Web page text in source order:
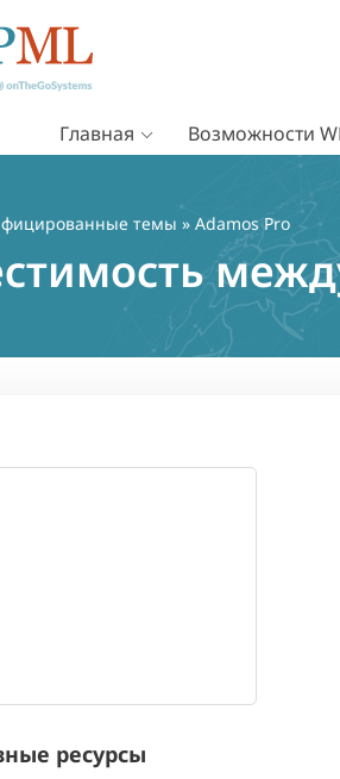
Главная Возможности
темы » Adamos Pro
ресурсы